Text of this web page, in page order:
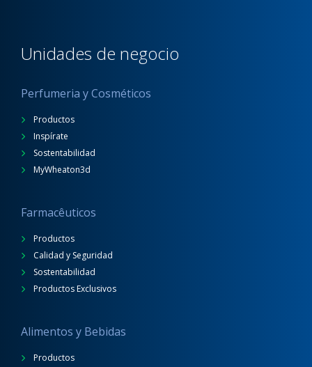
Unidades de negocio
Perfumeria y Cosméticos
Productos
Inspírate
Sostentabilidad
MyWheaton3d
Farmacêuticos
Productos
Calidad y Seguridad
Sostentabilidad
Productos Exclusivos
Alimentos y Bebidas
Productos